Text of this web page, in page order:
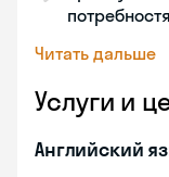
Читать дальше
Услуги и
Английский